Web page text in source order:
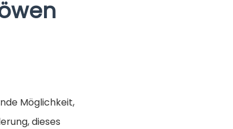
Möglichkeit,
dieses